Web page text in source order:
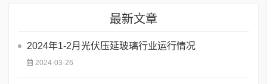
最新文章
2024年1-2月光伏压延玻璃行业运行情况
2024-03-26